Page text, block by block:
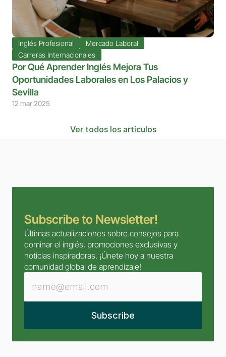
Inglés Profesional
Mercado Laboral
Carreras Internacionales
Por Qué Aprender Inglés Mejora Tus
Oportunidades Laborales en Los Palacios y
Sevilla
12 mar 2025
Ver todos los artículos
Subscribe to Newsletter!
Últimas actualizaciones sobre consejos para
dominar el inglés, promociones exclusivas y
noticias inspiradoras. ¡Únete hoy a nuestra
comunidad global de aprendizaje!